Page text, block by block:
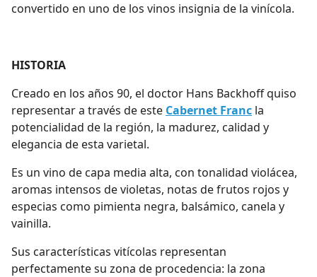
convertido en uno de los vinos insignia de la vinícola.
HISTORIA
Creado en los años 90, el doctor Hans Backhoff quiso
representar a través de este Cabernet Franc la
potencialidad de la región, la madurez, calidad y
elegancia de esta varietal.
Es un vino de capa media alta, con tonalidad violácea,
aromas intensos de violetas, notas de frutos rojos y
especias como pimienta negra, balsámico, canela y
vainilla.
Sus características vitícolas representan
perfectamente su zona de procedencia: la zona